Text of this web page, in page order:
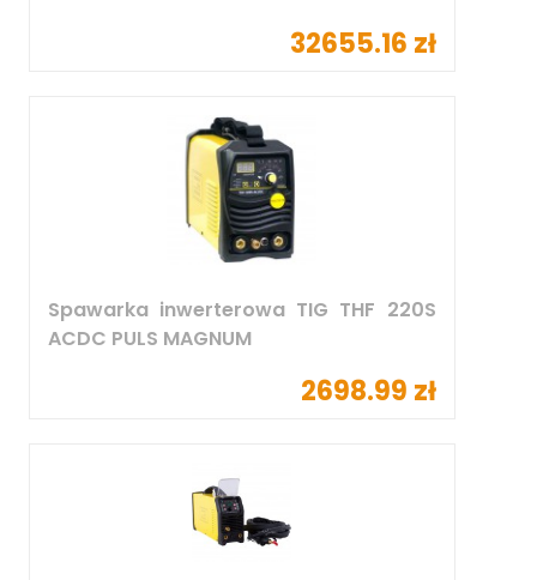
32655.16 zł
Spawarka inwerterowa TIG THF 220S
ACDC PULS MAGNUM
2698.99 zł